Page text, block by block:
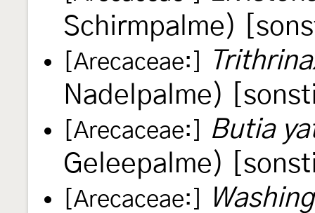
Schirmpalme)
[Arecaceae:]
Nadelpalme)
[Arecaceae:]
Butia
Geleepalme)
[Arecaceae:]